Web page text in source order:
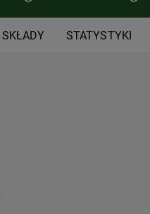
SKŁADY STATYSTYKI